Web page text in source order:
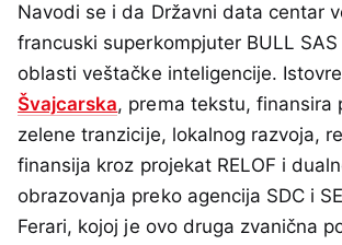
Navodi se i da Državni data centar
francuski superkompjuter BULL
oblasti veštačke inteligencije.
Švajcarska, prema tekstu, finansira
zelene tranzicije, lokalnog razvoja,
finansija kroz projekat RELOF i
obrazovanja preko agencija SDC i
Ferari, kojoj je ovo druga zvanična